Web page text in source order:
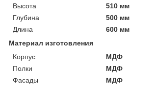
Высота
510 мм
Глубина
500 мм
Длина
600 мм
Материал изготовления
Корпус
МДФ
Полки
МДФ
Фасады
МДФ